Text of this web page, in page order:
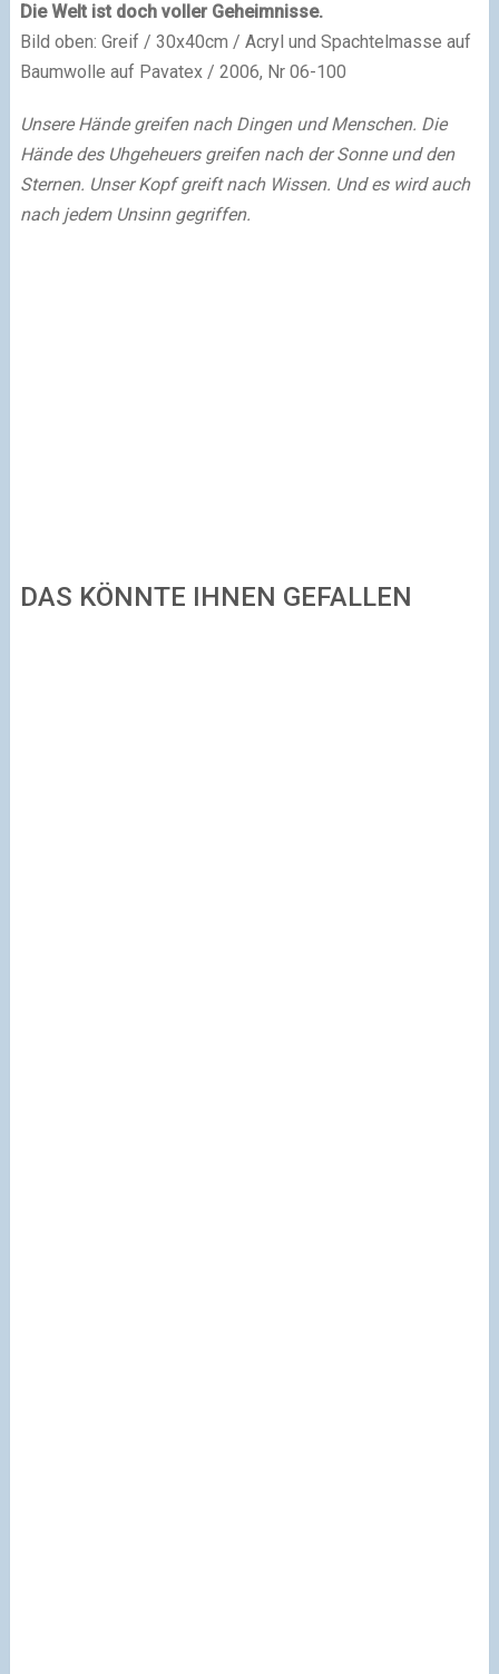
Die Welt ist doch voller Geheimnisse.
Bild oben: Greif / 30x40cm / Acryl und Spachtelmasse auf
Baumwolle auf Pavatex / 2006, Nr 06-100
Unsere Hände greifen nach Dingen und Menschen. Die
Hände des Uhgeheuers greifen nach der Sonne und den
Sternen. Unser Kopf greift nach Wissen. Und es wird auch
nach jedem Unsinn gegriffen.
DAS KÖNNTE IHNEN GEFALLEN